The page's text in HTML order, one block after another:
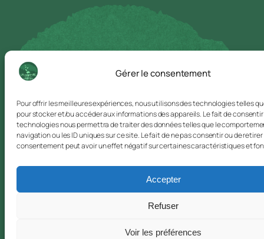
Gérer le consentement
Pour offrir les meilleures expériences, nous utilisons des technologies telles
pour stocker et/ou accéder aux informations des appareils. Le fait de
technologies nous permettra de traiter des données telles que le
navigation ou les ID uniques sur ce site. Le fait de ne pas consentir ou de retirer
consentement peut avoir un effet négatif sur certaines caractéristiques et
Accepter
Refuser
Voir les préférences